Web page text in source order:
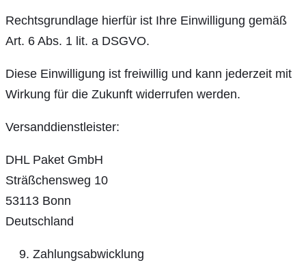
Rechtsgrundlage hierfür ist Ihre Einwilligung gemäß
Art. 6 Abs. 1 lit. a DSGVO.
Diese Einwilligung ist freiwillig und kann jederzeit mit
Wirkung für die Zukunft widerrufen werden.
Versanddienstleister:
DHL Paket GmbH
Sträßchensweg 10
53113 Bonn
Deutschland
Zahlungsabwicklung